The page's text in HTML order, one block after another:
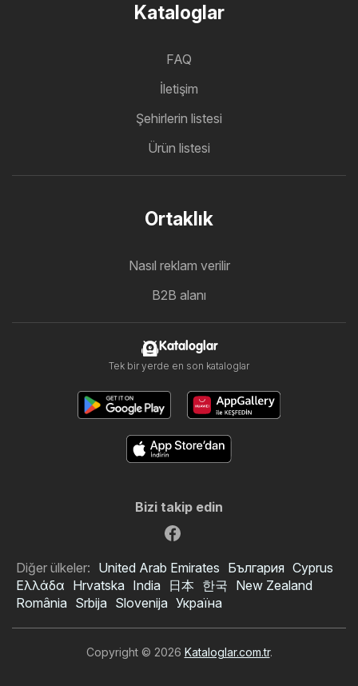
Kataloglar
FAQ
İletişim
Şehirlerin listesi
Ürün listesi
Ortaklık
Nasıl reklam verilir
B2B alanı
Kataloglar
Tek bir yerde en son kataloglar
Bizi takip edin
Diğer ülkeler: United Arab Emirates България Cyprus
Ελλάδα Hrvatska India 日本 한국 New Zealand
România Srbija Slovenija Україна
Copyright © 2026 Kataloglar.com.tr.